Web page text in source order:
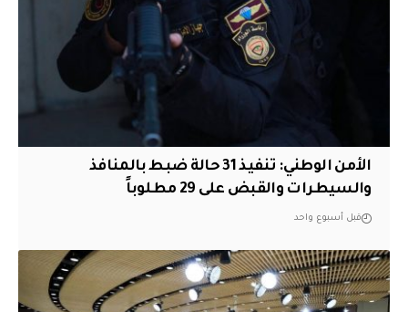
الأمن الوطني: تنفيذ 31 حالة ضبط بالمنافذ
والسيطرات والقبض على 29 مطلوباً
قبل أسبوع واحد